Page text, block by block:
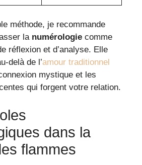
méthode, je recommande
la numérologie comme
réflexion et d’analyse. Elle
delà de l’amour traditionnel
mystique et les
qui forgent votre relation.
dans la
flammes